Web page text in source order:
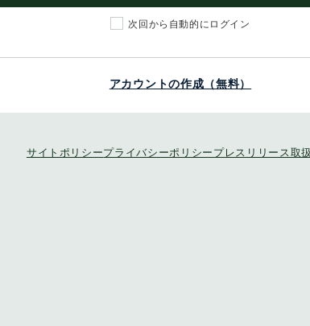
次回から自動的にログイン
アカウントの作成（無料）
サイトポリシープライバシーポリシー プレスリリース取